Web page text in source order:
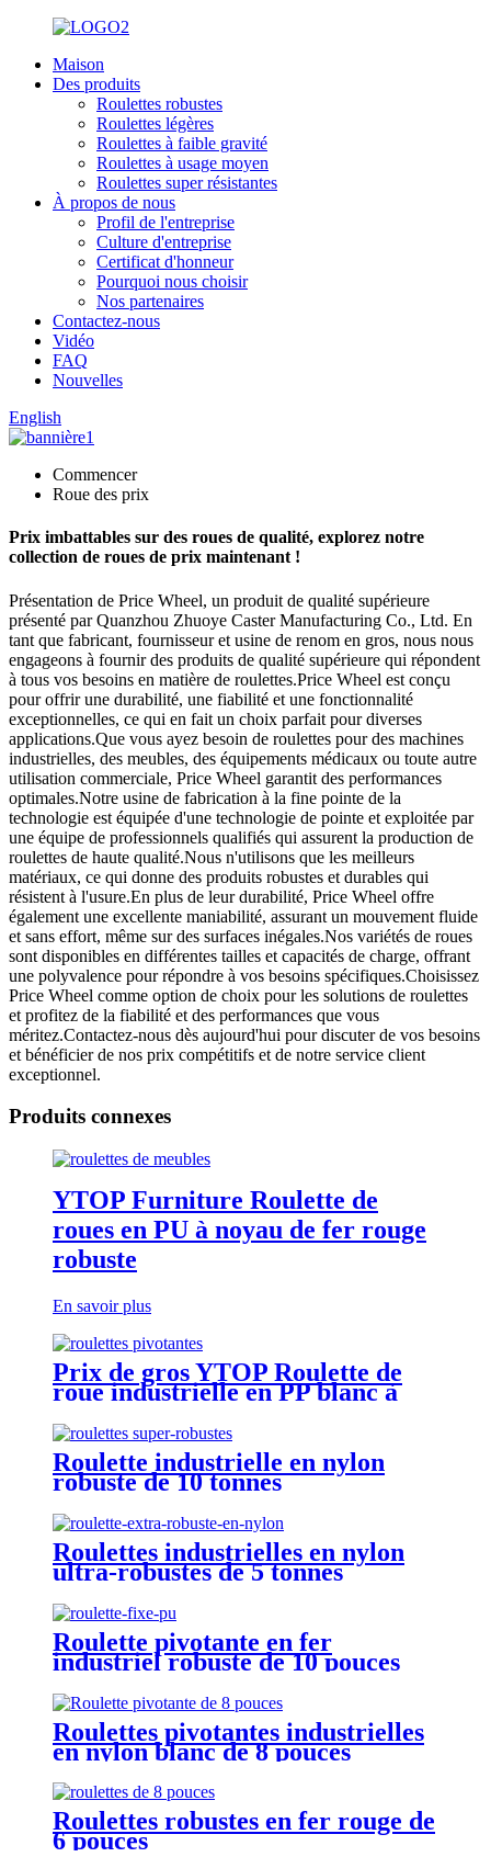
Maison
Des produits
Roulettes robustes
Roulettes légères
Roulettes à faible gravité
Roulettes à usage moyen
Roulettes super résistantes
À propos de nous
Profil de l'entreprise
Culture d'entreprise
Certificat d'honneur
Pourquoi nous choisir
Nos partenaires
Contactez-nous
Vidéo
FAQ
Nouvelles
English
Commencer
Roue des prix
Prix ​​imbattables sur des roues de qualité, explorez notre
collection de roues de prix maintenant !
Présentation de Price Wheel, un produit de qualité supérieure
présenté par Quanzhou Zhuoye Caster Manufacturing Co., Ltd. En
tant que fabricant, fournisseur et usine de renom en gros, nous nous
engageons à fournir des produits de qualité supérieure qui répondent
à tous vos besoins en matière de roulettes.Price Wheel est conçu
pour offrir une durabilité, une fiabilité et une fonctionnalité
exceptionnelles, ce qui en fait un choix parfait pour diverses
applications.Que vous ayez besoin de roulettes pour des machines
industrielles, des meubles, des équipements médicaux ou toute autre
utilisation commerciale, Price Wheel garantit des performances
optimales.Notre usine de fabrication à la fine pointe de la
technologie est équipée d'une technologie de pointe et exploitée par
une équipe de professionnels qualifiés qui assurent la production de
roulettes de haute qualité.Nous n'utilisons que les meilleurs
matériaux, ce qui donne des produits robustes et durables qui
résistent à l'usure.En plus de leur durabilité, Price Wheel offre
également une excellente maniabilité, assurant un mouvement fluide
et sans effort, même sur des surfaces inégales.Nos variétés de roues
sont disponibles en différentes tailles et capacités de charge, offrant
une polyvalence pour répondre à vos besoins spécifiques.Choisissez
Price Wheel comme option de choix pour les solutions de roulettes
et profitez de la fiabilité et des performances que vous
méritez.Contactez-nous dès aujourd'hui pour discuter de vos besoins
et bénéficier de nos prix compétitifs et de notre service client
exceptionnel.
Produits connexes
YTOP Furniture Roulette de
roues en PU à noyau de fer rouge
robuste
En savoir plus
Prix ​​de gros YTOP Roulette de
roue industrielle en PP blanc à
Roulette industrielle en nylon
robuste de 10 tonnes
Roulettes industrielles en nylon
ultra-robustes de 5 tonnes
Roulette pivotante en fer
industriel robuste de 10 pouces
Roulettes pivotantes industrielles
en nylon blanc de 8 pouces
Roulettes robustes en fer rouge de
6 pouces